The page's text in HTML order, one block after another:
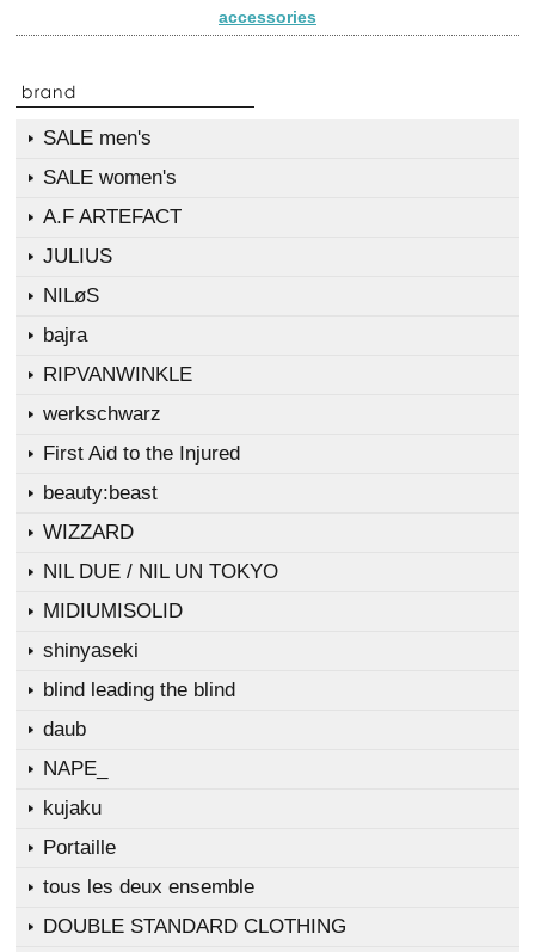
accessories
SALE men's
SALE women's
A.F ARTEFACT
JULIUS
NILøS
bajra
RIPVANWINKLE
werkschwarz
First Aid to the Injured
beauty:beast
WIZZARD
NIL DUE / NIL UN TOKYO
MIDIUMISOLID
shinyaseki
blind leading the blind
daub
NAPE_
kujaku
Portaille
tous les deux ensemble
DOUBLE STANDARD CLOTHING